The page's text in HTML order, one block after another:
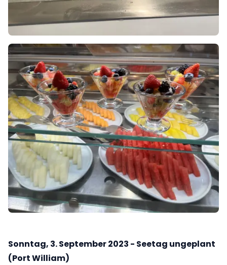
Sonntag, 3. September 2023 - Seetag ungeplant
(Port William)